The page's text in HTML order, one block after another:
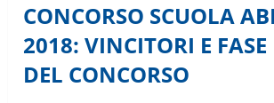
CONCORSO SCUOLA
2018: VINCITORI E
DEL CONCORSO